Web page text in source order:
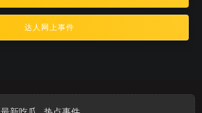
达人网上事件